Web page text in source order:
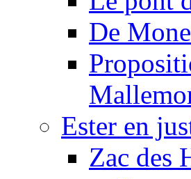
De
Ester en
Zac des